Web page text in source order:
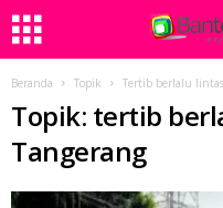
Beranda Topik Tertib berlalu
Topik: tertib
Tangerang